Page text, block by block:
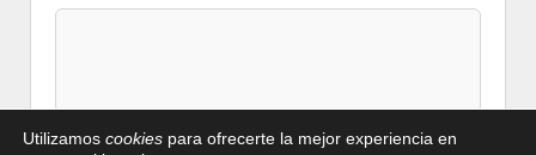
Utilizamos cookies para ofrecerte la mejor experiencia en